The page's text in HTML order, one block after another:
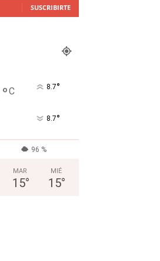
SUSCRIBIRTE
°C 8.7°
8.7°
96 %
MAR
15°
MIÉ
15°